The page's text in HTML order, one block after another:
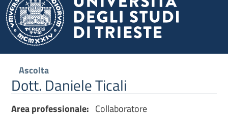
Ascolta
Dott. Daniele Ticali
Area professionale: Collaboratore